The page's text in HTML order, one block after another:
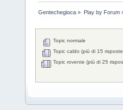
Gentechegioca » Play by Forum
Topic normale
Topic caldo (più di 15
Topic rovente (più di 25